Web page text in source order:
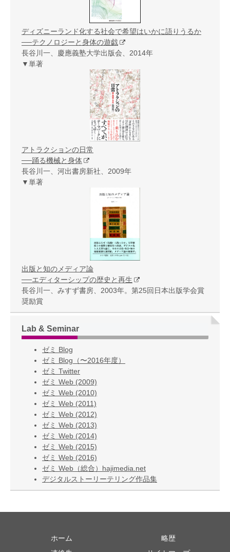
ディズニーランド化する社会で希望はいかに語りうるか
──テクノロジーと身体の遊戯
長谷川一、慶應義塾大学出版会、2014年
▼単著
アトラクションの日常
──踊る機械と身体
長谷川一、河出書房新社、2009年
▼単著
出版と知のメディア論
──エディターシップの歴史と再生
長谷川一、みすず書房、2003年。第25回日本出版学会賞
奨励賞
Lab & Seminar
ゼミ Blog
ゼミ Blog（〜2016年度）
ゼミ Twitter
ゼミ Web (2009)
ゼミ Web (2010)
ゼミ Web (2011)
ゼミ Web (2012)
ゼミ Web (2013)
ゼミ Web (2014)
ゼミ Web (2015)
ゼミ Web (2016)
ゼミ Web（総合）hajimedia.net
デジタルストーリーテリング作品集
ホーム
略歴